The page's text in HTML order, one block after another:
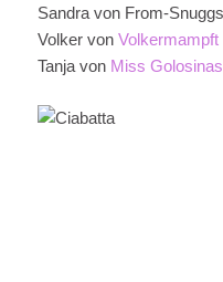
Sandra von From-
Volker von Volkermampft
Tanja von Miss Golosinas